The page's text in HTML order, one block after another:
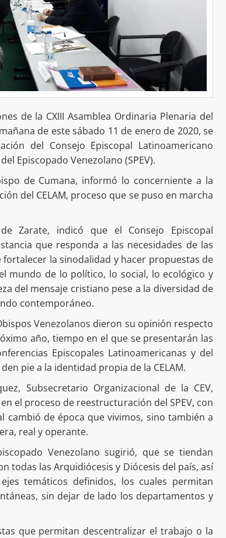
de la CXIII Asamblea Ordinaria Plenaria del
de este sábado 11 de enero de 2020, se
del Consejo Episcopal Latinoamericano
Episcopado Venezolano (SPEV).
de Cumana, informó lo concerniente a la
del CELAM, proceso que se puso en marcha
Zarate, indicó que el Consejo Episcopal
que responda a las necesidades de las
la sinodalidad y hacer propuestas de
mundo de lo político, lo social, lo ecológico y
del mensaje cristiano pese a la diversidad de
contemporáneo.
Venezolanos dieron su opinión respecto
año, tiempo en el que se presentarán las
Episcopales Latinoamericanas y del
pie a la identidad propia de la CELAM.
Subsecretario Organizacional de la CEV,
el proceso de reestructuración del SPEV, con
de época que vivimos, sino también a
real y operante.
Venezolano sugirió, que se tiendan
todas las Arquidiócesis y Diócesis del país, así
temáticos definidos, los cuales permitan
sin dejar de lado los departamentos y
que permitan descentralizar el trabajo o la